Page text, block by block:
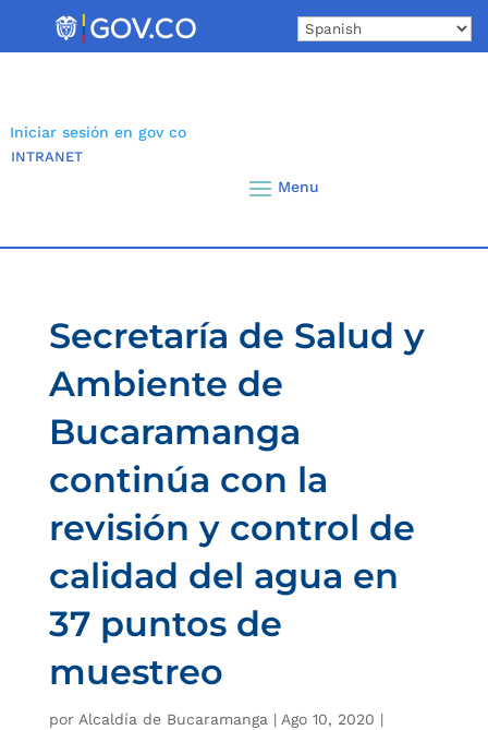
Iniciar sesión en gov co
INTRANET
Secretaría de Salud y
Ambiente de
Bucaramanga
continúa con la
revisión y control de
calidad del agua en
37 puntos de
muestreo
por Alcaldía de Bucaramanga | Ago 10, 2020 |